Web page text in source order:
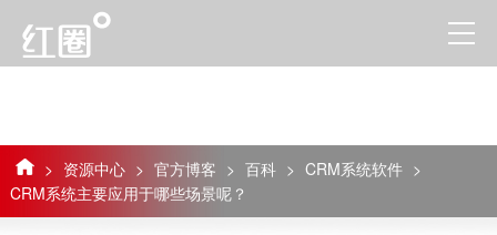
> 资源中心 > 官方博客 > 百科 > CRM系统软件 >
CRM系统主要应用于哪些场景呢？